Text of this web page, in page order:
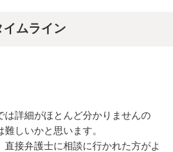
ムライン
は詳細がほとんど分かりませんの
しいかと思います。
接弁護士に相談に行かれた方がよ